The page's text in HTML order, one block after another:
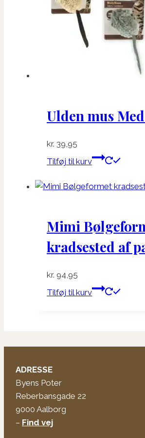
Ulden mus
kr. 39,95
Tilføj til kurv
Mimi
kradsested af
kr. 94,95
Tilføj til kurv
ADRESSE
Byens Poter
Reberbansgade 22
9000 Aalborg
– Find vej